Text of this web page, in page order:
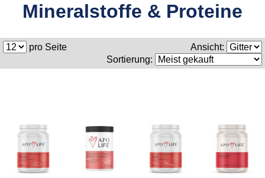
Mineralstoffe & Proteine
pro Seite
Ansicht:
Sortierung: